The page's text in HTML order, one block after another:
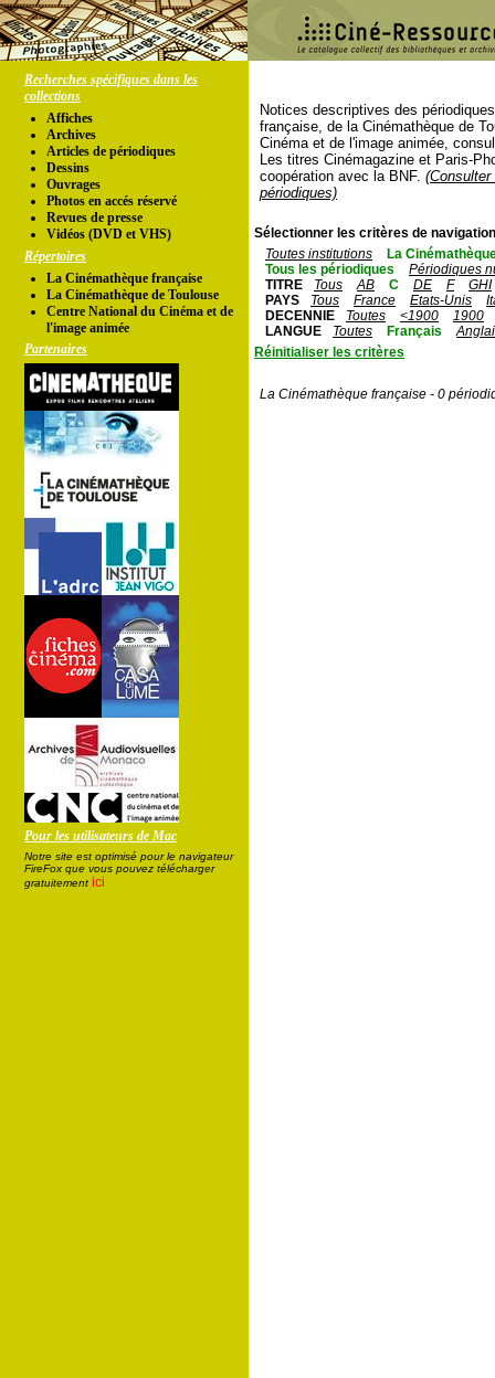
Recherches spécifiques dans les
collections
Affiches
Archives
Articles de périodiques
Dessins
Ouvrages
Photos en accés réservé
Revues de presse
Vidéos (DVD et VHS)
Répertoires
La Cinémathèque française
La Cinémathèque de Toulouse
Centre National du Cinéma et de
l'image animée
Partenaires
Pour les utilisateurs de Mac
Notre site est optimisé pour le navigateur
FireFox que vous pouvez télécharger
gratuitement ici
Notices descriptives des
française, de la Cinémathèque de
Cinéma et de l'image animée,
Les titres Cinémagazine et Paris-
coopération avec la BNF.
périodiques)
Sélectionner les critères de
Toutes institutions
La
Tous les périodiques
Périodiques
TITRE
Tous AB C DE F
GHI
PAYS
Tous France Etats-Unis
DECENNIE
Toutes <1900
1900
LANGUE
Toutes Français
Réinitialiser les critères
La Cinémathèque française - 0